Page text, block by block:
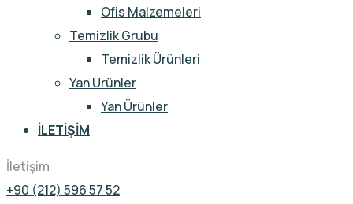
Ofis Malzemeleri
Temizlik Grubu
Temizlik Ürünleri
Yan Ürünler
Yan Ürünler
İLETIŞIM
İletişim
+90 (212) 596 57 52